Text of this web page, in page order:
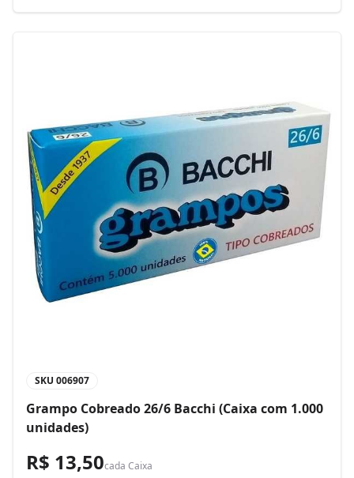
SKU 006907
Grampo Cobreado 26/6 Bacchi (Caixa com 1.000
unidades)
R$ 13,50cada Caixa